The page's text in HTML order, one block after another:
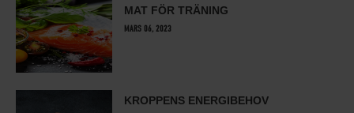
MAT FÖR TRÄNING
MARS 06, 2023
KROPPENS ENERGIBEHOV